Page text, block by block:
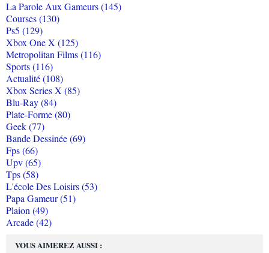
VOUS AIMEREZ AUSSI :
La Parole Aux Gameurs (145)
Courses (130)
Ps5 (129)
Xbox One X (125)
Metropolitan Films (116)
Sports (116)
Actualité (108)
Xbox Series X (85)
Blu-Ray (84)
Plate-Forme (80)
Geek (77)
Bande Dessinée (69)
Fps (66)
Upv (65)
Tps (58)
L'école Des Loisirs (53)
Papa Gameur (51)
Plaion (49)
Arcade (42)